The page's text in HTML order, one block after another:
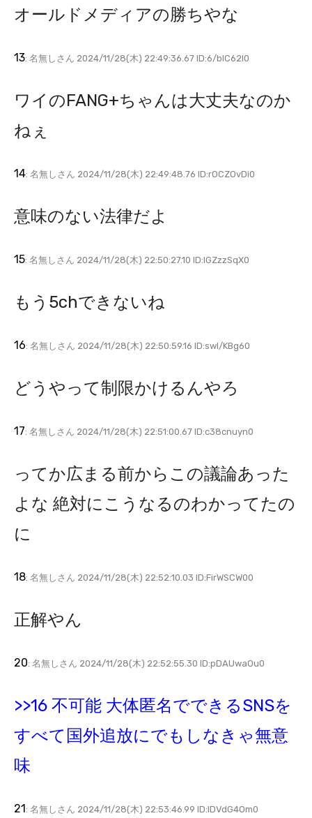
オールドメディアの勝ちやな
13: 名無しさん 2024/11/28(木) 22:49:36.67 ID:6/bIC62l0
ワイのFANG+ちゃんは大丈夫なのか
ねぇ
14: 名無しさん 2024/11/28(木) 22:49:48.76 ID:rOCZOvDi0
意味のない法律だよ
15: 名無しさん 2024/11/28(木) 22:50:27.10 ID:lGZzzSqX0
もう5chできないね
16: 名無しさん 2024/11/28(木) 22:50:59.16 ID:swI/KBg60
どうやって制限かけるんやろ
17: 名無しさん 2024/11/28(木) 22:51:00.67 ID:c38cnuyn0
ってか広まる前からこの議論あった
よな 絶対にこうなるのわかってたの
に
18: 名無しさん 2024/11/28(木) 22:52:10.03 ID:FirWSCW00
正解やん
20: 名無しさん 2024/11/28(木) 22:52:55.30 ID:pDAUwaOu0
>>16 不可能 大体匿名でできるSNSを
すべて国外追放にでもしなきゃ無意
味
21: 名無しさん 2024/11/28(木) 22:53:46.99 ID:IDVdG4Om0